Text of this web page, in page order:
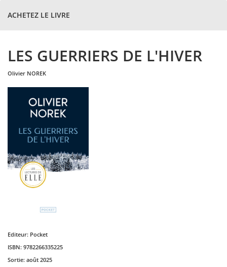
ACHETEZ LE LIVRE
LES GUERRIERS DE L'HIVER
olivier NOREK
Editeur: Pocket
ISBN: 9782266335225
Sortie: août 2025